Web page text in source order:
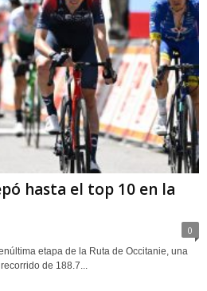
hasta el top 10 en la
0
etapa de la Ruta de Occitanie, una
de 188.7...